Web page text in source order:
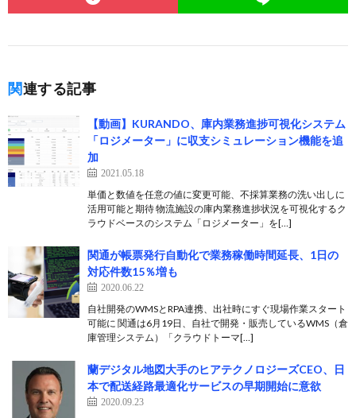
関連する記事
【動画】KURANDO、庫内業務進捗可視化システム
「ロジメーター」に収支シミュレーション機能を追
加
2021.05.18
単価と数値を任意の値に変更可能、不採算業務の洗い出しに
活用可能と期待 物流施設の庫内業務進捗状況を可視化するク
ラウドベースのシステム「ロジメーター」を[…]
関通が帳票発行自動化で業務稼働時間延長、1日の
対応件数15％増も
2020.06.22
自社開発のWMSとRPA連携、出社時にすぐ現場作業スタート
可能に 関通は6月19日、自社で開発・販売しているWMS（倉
庫管理システム）「クラウドトーマ[…]
蘭デジタル地図大手のヒアテクノロジーズCEO、日
本で配送経路最適化サービスの早期開始に意欲
2020.09.23